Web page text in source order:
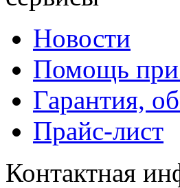
Новости
Помощь при
Гарантия,
Прайс-лист
Контактная